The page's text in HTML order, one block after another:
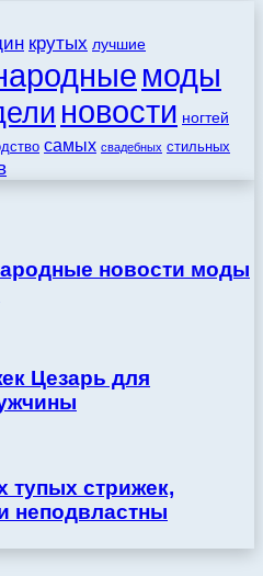
крутых лучшие
моды
новости ногтей
самых свадебных стильных
новости моды
Цезарь для
тупых стрижек,
неподвластны